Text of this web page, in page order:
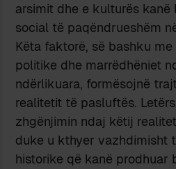
arsimit dhe e kulturës
social të paqëndrueshëm
Këta faktorë, së bashku
politike dhe marrëdhëniet
ndërlikuara, formësojnë
realitetit të pasluftës.
zhgënjimin ndaj këtij
duke u kthyer vazhdimisht
historike që kanë prodhuar